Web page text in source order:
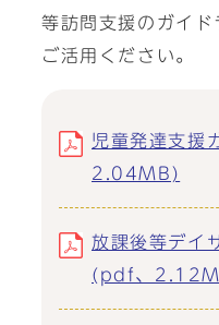
等訪問支援のガイ
ご活用ください。
児童発達支援
2.04MB)
放課後等デイ
(pdf、